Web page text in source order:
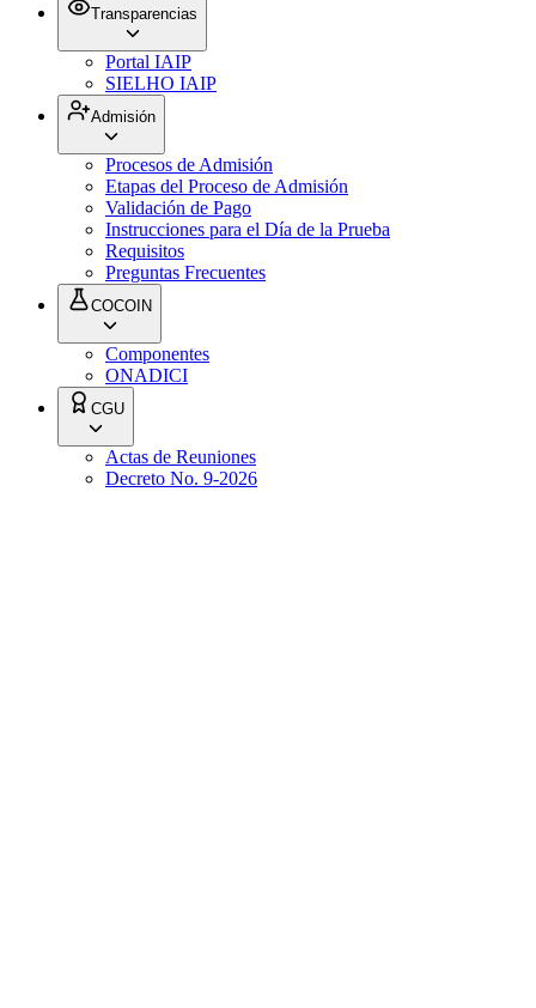
Transparencias
Portal IAIP
SIELHO IAIP
Admisión
Procesos de Admisión
Etapas del Proceso de Admisión
Validación de Pago
Instrucciones para el Día de la Prueba
Requisitos
Preguntas Frecuentes
COCOIN
Componentes
ONADICI
CGU
Actas de Reuniones
Decreto No. 9-2026